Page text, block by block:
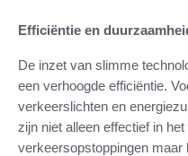
Efficiëntie en
De inzet van slimme
een verhoogde efficiëntie.
verkeerslichten en
zijn niet alleen effectief in
verkeersopstoppingen